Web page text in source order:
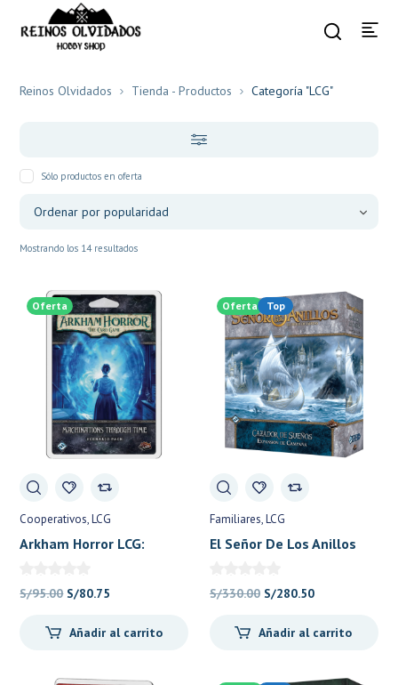
Reinos Olvidados Tienda - Productos Categoría "LCG"
Sólo productos en oferta
Mostrando los 14 resultados
Oferta
Cooperativos LCG
Arkham Horror LCG:
Time – Fantasy Flight
S/95.00 El
original
S/95.00.
S/80.75
actual
S/80.75.
Añadir al carrito
Oferta Top
Familiares LCG
El Señor De Los Anillos
Sueños – Fantasy Flight
S/330.00 El
original
S/330.00.
S/280.50El
actual
S/280.50.
Añadir al carrito